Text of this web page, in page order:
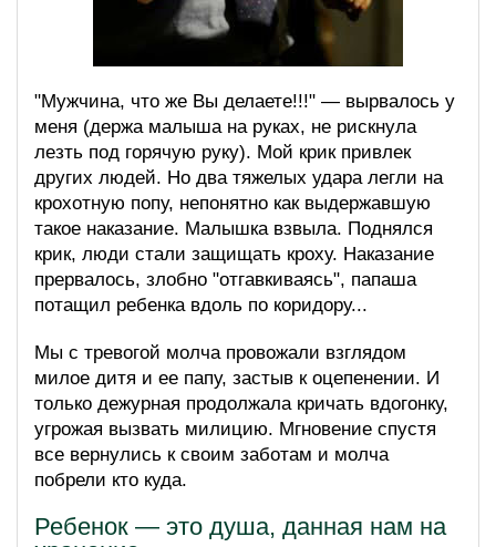
"Мужчина, что же Вы делаете!!!" — вырвалось у
меня (держа малыша на руках, не рискнула
лезть под горячую руку). Мой крик привлек
других людей. Но два тяжелых удара легли на
крохотную попу, непонятно как выдержавшую
такое наказание. Малышка взвыла. Поднялся
крик, люди стали защищать кроху. Наказание
прервалось, злобно "отгавкиваясь", папаша
потащил ребенка вдоль по коридору...
Мы с тревогой молча провожали взглядом
милое дитя и ее папу, застыв к оцепенении. И
только дежурная продолжала кричать вдогонку,
угрожая вызвать милицию. Мгновение спустя
все вернулись к своим заботам и молча
побрели кто куда.
Ребенок — это душа, данная нам на